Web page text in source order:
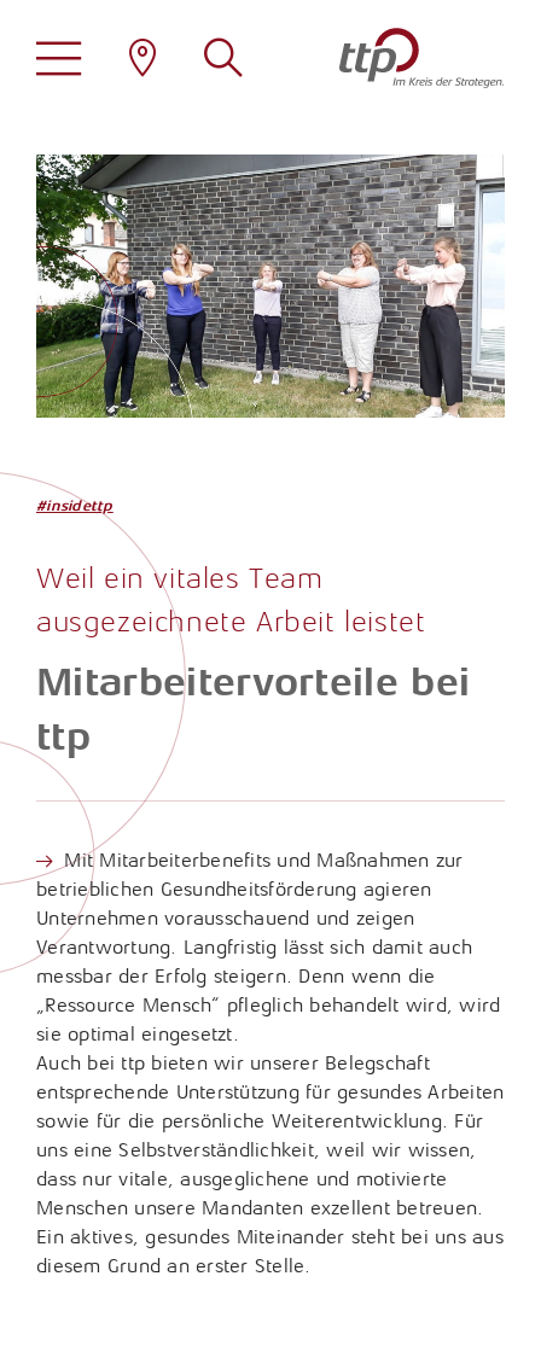
#insidettp
Weil ein vitales Team
ausgezeichnete Arbeit leistet
Mitarbeitervorteile bei
ttp
Mit Mitarbeiterbenefits und Maßnahmen zur
betrieblichen Gesundheitsförderung agieren
Unternehmen vorausschauend und zeigen
Verantwortung. Langfristig lässt sich damit auch
messbar der Erfolg steigern. Denn wenn die
„Ressource Mensch“ pfleglich behandelt wird, wird
sie optimal eingesetzt.
Auch bei ttp bieten wir unserer Belegschaft
entsprechende Unterstützung für gesundes Arbeiten
sowie für die persönliche Weiterentwicklung. Für
uns eine Selbstverständlichkeit, weil wir wissen,
dass nur vitale, ausgeglichene und motivierte
Menschen unsere Mandanten exzellent betreuen.
Ein aktives, gesundes Miteinander steht bei uns aus
diesem Grund an erster Stelle.
Stellenangebote
ttp als Arbeitgeber
Familienfreundlichkeit
Tätigkeitsprofile
Karrierechancen
Arbeitgeberleistungen
Studium, Ausbildung und Praktikum
Bewerbung
Übersicht
Steuerberatung
Rechtsberatung
Unternehmensberatung
Family Office
Immobilien
Internationales Steuerrecht
Lohn- und Gehaltsabrechnung
Konzerne und Großkunden / ttp GTS
Nachhaltigkeitsberichterstattung
Öffentlicher Sektor
Rechtliche Vorsorge / Nachlass
Restrukturierung und Sanierung
Sozial- und Gesundheitswesen
Start-Up-Betreuung / ttpreneur
Steuerstrafrecht
Tax Compliance / Verfahrensdokumentation
Unternehmensnachfolge
Vermögensnachfolge
Fragen & Antworten
Newsletter
Wissensdatenbank
Downloads
Links
Porträt
Vorstand & Partner
Philosophie
Standorte
Geschichte
Jubiläum